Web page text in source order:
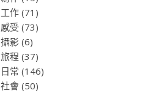
工作(71)
感受 (73)
攝影 (6)
旅程 (37)
日常 (146)
社會(50)